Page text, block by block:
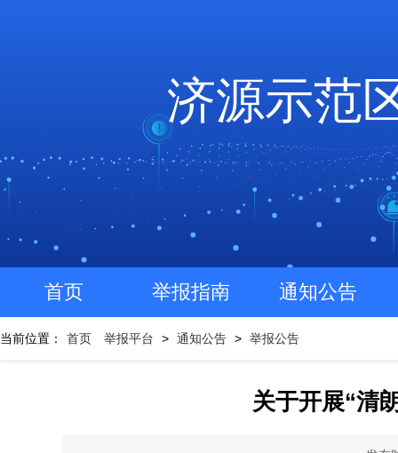
济源示范
首页 举报指南 通知公告
当前位置： 首页 举报平台 > 通知公告 > 举报公告
关于开展“清